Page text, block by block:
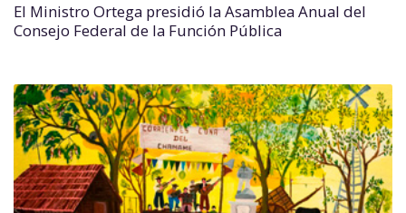
El Ministro Ortega presidió la Asamblea Anual del
Consejo Federal de la Función Pública